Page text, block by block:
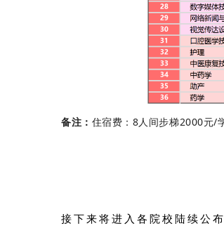
备注： 住宿费：8人间步梯2000元/
接下来将进入各院校陆续公